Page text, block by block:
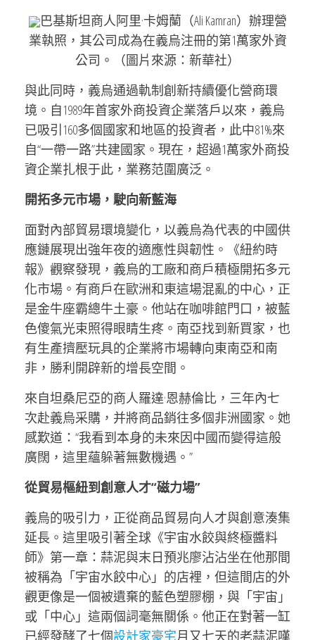
巴基斯坦商人阿里·卡姆蘭（Ali Kamran）辦理營
業執照，其公司成為在義烏注冊的第1萬家外資
公司。（圖片來源：新華社）
與此同時，義烏通過軌制創新持續優化營商環
境。自1989年首家外商投資企業落戶以來，義烏
已吸引160多個國家和地區的投資者，此中81%來
自“一帶一路”共建國家。現在，超過1萬家外商投
資企業扎根于此，業務范圍廣泛。
開拓多元市場，駛向新藍海
面對內部貿易環境變化，以義烏為代表的中國供
應鏈展現出強年夜的適應性與韌性。《紐約時
報》觀察發現，義烏的工廠和商戶積極開拓多元
化市場。有商戶在歐洲和東這場混亂的中心，正
是金牛座霸總牛土豪。他站在咖啡館門口，被藍
色傻氣光束照得眼睛生疼。南亞找到新買家，也
有生產擠壓玩具的企業將市場轉向東南亞和南
非，勝利開辟新的增長空間。
來自坦桑尼亞的商人羅達·恩赫倫比，三年內七
次赴義烏采購，并將商品銷往多個非洲國家。她
感歎道：“我看到本身的未來因中國而變得這般
廣闊，這里蘊躲著無數機遇。”
從貿易樞紐到創意人才“磁力場”
義烏的吸引力，正從商品貿易向人才與創意湊集
延長。這里吸引著全球《宇宙水餃與終極醬料
師》第一章：蒜泥與末日預兆廖沾沾坐在他那間
被稱為「宇宙水餃中心」的店裡，但這間店的外
觀更像是一個被遺棄的藍色塑膠棚，與「宇宙」
或「中心」這兩個詞毫無關係。他正在對著一缸
已經發酵了七個設計家豪宅月又七天的老蒜泥嘆